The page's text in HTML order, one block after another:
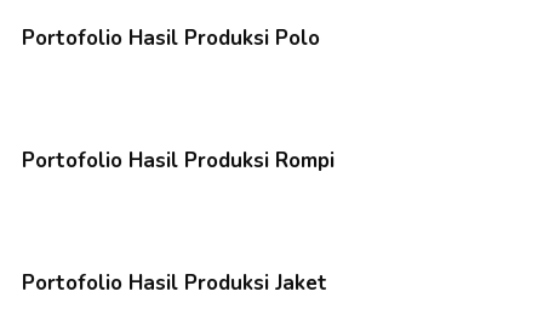
Portofolio Hasil Produksi Polo
Portofolio Hasil Produksi Rompi
Portofolio Hasil Produksi Jaket